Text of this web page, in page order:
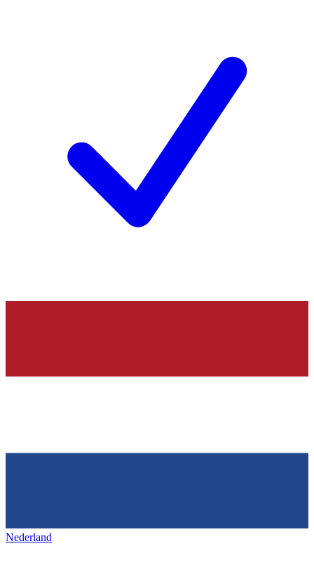
Nederland